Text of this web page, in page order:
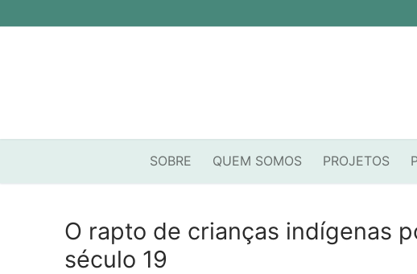
para
SOBRE QUEM SOMOS PROJETOS
O rapto de crianças indígenas
século 19